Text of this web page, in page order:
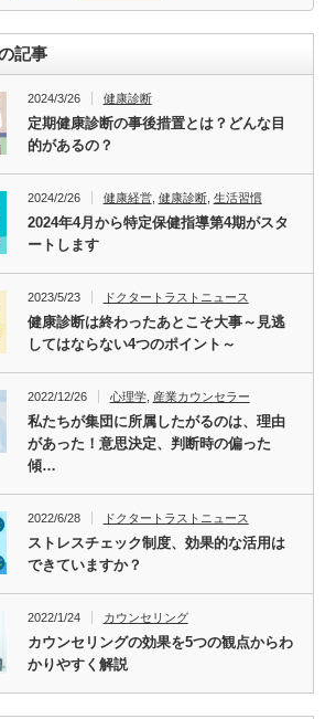
記事
2024/3/26 健康診断
定期健康診断の事後措置とは？どんな目
的があるの？
2024/2/26 健康経営, 健康診断, 生活習慣
2024年4月から特定保健指導第4期がスタ
ートします
2023/5/23 ドクタートラストニュース
健康診断は終わったあとこそ大事～見逃
してはならない4つのポイント～
2022/12/26 心理学, 産業カウンセラー
私たちが集団に所属したがるのは、理由
があった！意思決定、判断時の偏った
傾…
2022/6/28 ドクタートラストニュース
ストレスチェック制度、効果的な活用は
できていますか？
2022/1/24 カウンセリング
カウンセリングの効果を5つの観点からわ
かりやすく解説